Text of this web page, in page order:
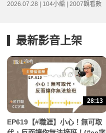
2026.07.28 | 104小編 | 2007觀看數
最新影音上架
28:13
EP619【#職涯】小心！無可取